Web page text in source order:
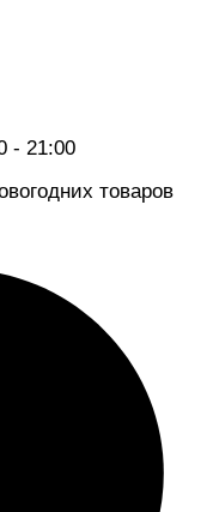
- 21:00
товаров